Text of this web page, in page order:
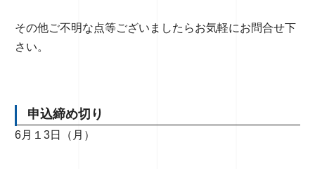
その他ご不明な点等ございましたらお気軽にお問合せ下
さい。
申込締め切り
6月１3日（月）